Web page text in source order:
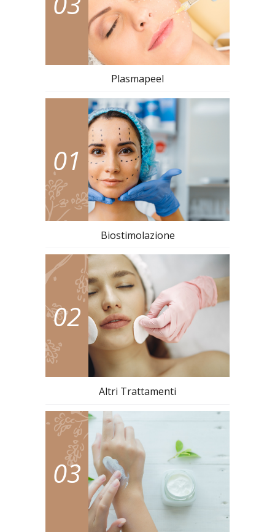
Plasmapeel
01
Biostimolazione
02
Altri Trattamenti
03